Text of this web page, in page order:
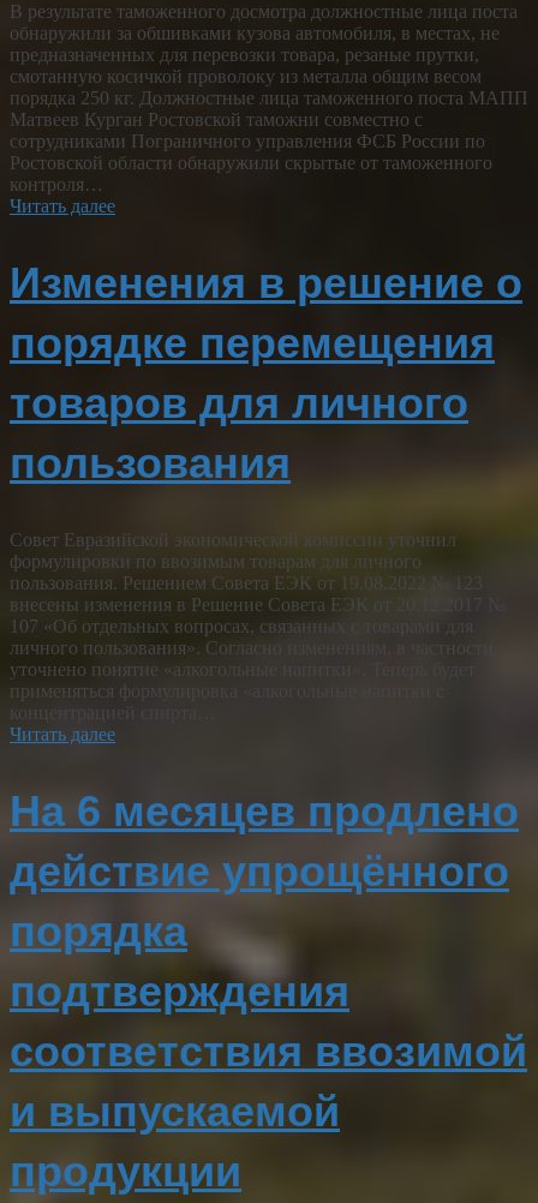
В результате таможенного досмотра должностные лица поста
обнаружили за обшивками кузова автомобиля, в местах, не
предназначенных для перевозки товара, резаные прутки,
смотанную косичкой проволоку из металла общим весом
порядка 250 кг. Должностные лица таможенного поста МАПП
Матвеев Курган Ростовской таможни совместно с
сотрудниками Пограничного управления ФСБ России по
Ростовской области обнаружили скрытые от таможенного
контроля…
Читать далее
Изменения в решение о
порядке перемещения
товаров для личного
пользования
Совет Евразийской экономической комиссии уточнил
формулировки по ввозимым товарам для личного
пользования. Решением Совета ЕЭК от 19.08.2022 № 123
внесены изменения в Решение Совета ЕЭК от 20.12.2017 №
107 «Об отдельных вопросах, связанных с товарами для
личного пользования». Согласно изменениям, в частности,
уточнено понятие «алкогольные напитки». Теперь будет
применяться формулировка «алкогольные напитки с
концентрацией спирта…
Читать далее
На 6 месяцев продлено
действие упрощённого
порядка
подтверждения
соответствия ввозимой
и выпускаемой
продукции